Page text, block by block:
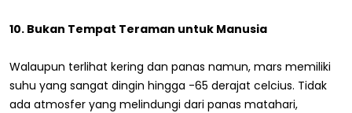
10. Bukan Tempat Teraman untuk Manusia
Walaupun terlihat kering dan panas namun, mars memiliki
suhu yang sangat dingin hingga -65 derajat celcius. Tidak
ada atmosfer yang melindungi dari panas matahari,